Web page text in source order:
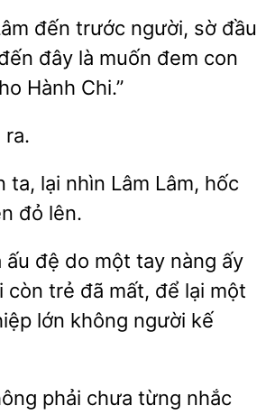
đến trước
đầu
đây là muốn đem con
Hành
ra.
ta, lại
Lâm Lâm, hốc
lên.
ấu đệ do một
nàng ấy
còn trẻ đã mất, để lại một
lớn không người kế
phải chưa từng nhắc